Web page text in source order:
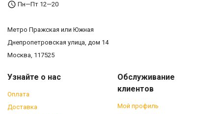
Пн—Пт 12—20
Метро Пражская или Южная
Днепропетровская улица, дом 14
Москва, 117525
Узнайте о нас
Оплата
Доставка
Обслуживание
клиентов
Мой профиль